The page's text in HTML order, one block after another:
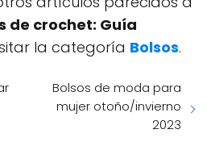
de crochet: Guía
la categoría Bolsos.
Bolsos de moda para
mujer otoño/invierno
2023